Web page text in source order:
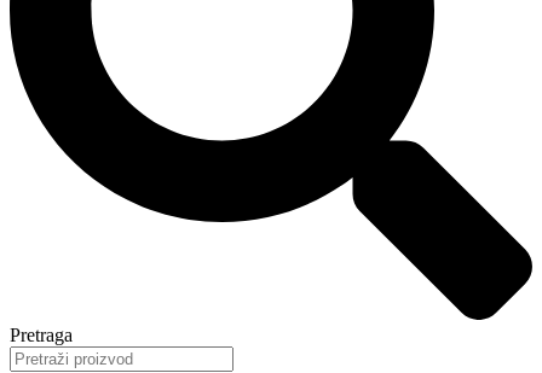
Pretraga